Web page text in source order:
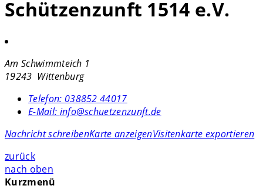
Schützenzunft 1514 e.V.
Am Schwimmteich 1
19243 Wittenburg
Telefon: 038852 44017
E-Mail: info@schuetzenzunft.de
Nachricht schreibenKarte anzeigenVisitenkarte exportieren
zurück
nach oben
Kurzmenü